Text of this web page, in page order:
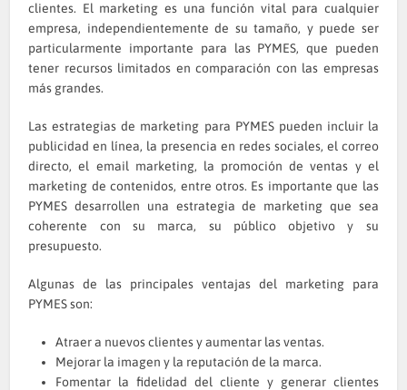
clientes. El marketing es una función vital para cualquier
empresa, independientemente de su tamaño, y puede ser
particularmente importante para las PYMES, que pueden
tener recursos limitados en comparación con las empresas
más grandes.
Las estrategias de marketing para PYMES pueden incluir la
publicidad en línea, la presencia en redes sociales, el correo
directo, el email marketing, la promoción de ventas y el
marketing de contenidos, entre otros. Es importante que las
PYMES desarrollen una estrategia de marketing que sea
coherente con su marca, su público objetivo y su
presupuesto.
Algunas de las principales ventajas del marketing para
PYMES son:
Atraer a nuevos clientes y aumentar las ventas.
Mejorar la imagen y la reputación de la marca.
Fomentar la fidelidad del cliente y generar clientes